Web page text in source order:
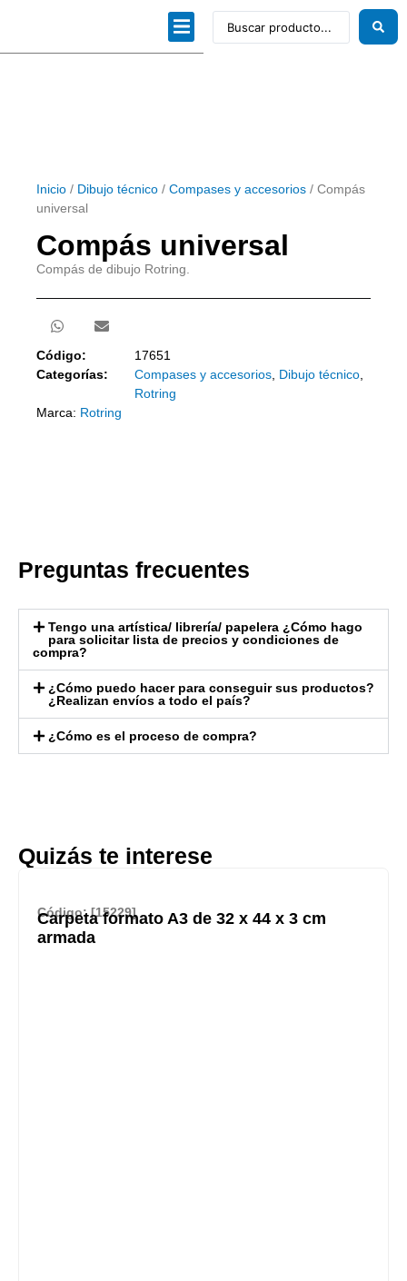
Inicio / Dibujo técnico / Compases y accesorios / Compás
universal
Compás universal
Compás de dibujo Rotring.
Código:
17651
Categorías:
Compases y accesorios, Dibujo técnico,
Rotring
Marca: Rotring
Preguntas frecuentes
Tengo una artística/ librería/ papelera ¿Cómo hago
para solicitar lista de precios y condiciones de
compra?
¿Cómo puedo hacer para conseguir sus productos?
¿Realizan envíos a todo el país?
¿Cómo es el proceso de compra?
Quizás te interese
Código: [15229]
Carpeta formato A3 de 32 x 44 x 3 cm
armada